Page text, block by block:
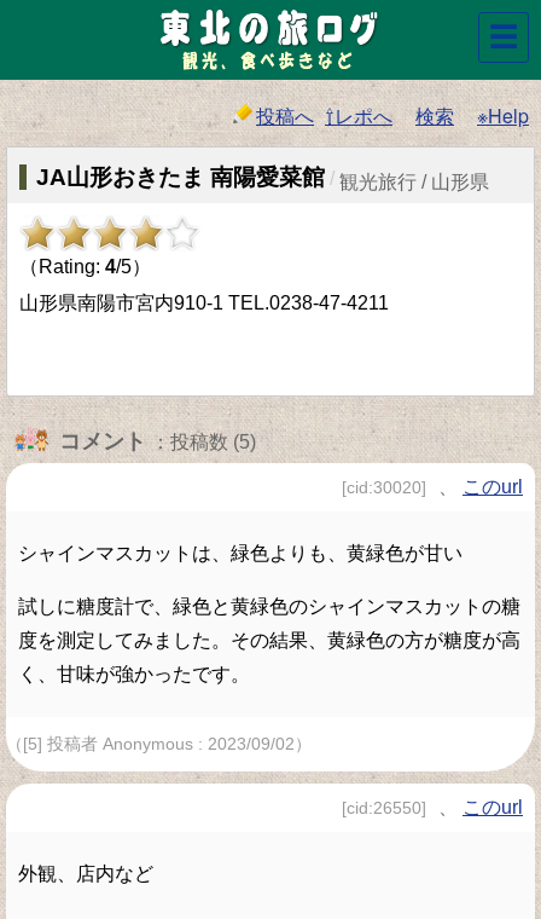
投稿へ ⇧レポへ 検索 ※Help
JA山形おきたま 南陽愛菜館 / 観光旅行 / 山形県
（Rating: 4/5）
山形県南陽市宮内910-1 TEL.0238-47-4211
コメント：投稿数 (5)
[cid:30020] このurl
シャインマスカットは、緑色よりも、黄緑色が甘い
試しに糖度計で、緑色と黄緑色のシャインマスカットの糖
度を測定してみました。その結果、黄緑色の方が糖度が高
く、甘味が強かったです。
（[5] 投稿者 Anonymous : 2023/09/02）
[cid:26550] このurl
外観、店内など
☰